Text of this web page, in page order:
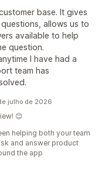
base. It gives
allows us to
available to help
question.
I have had a
team has
julho de 2026
😊
helping both your team
and answer product
the app